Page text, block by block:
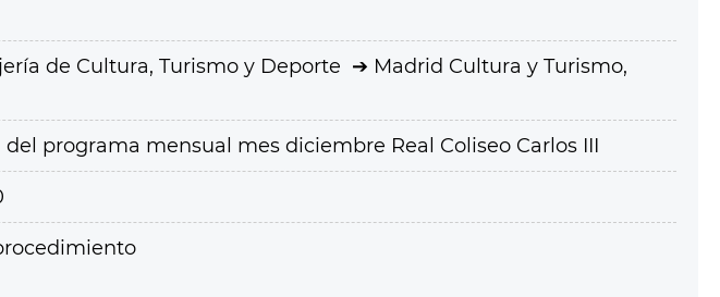
de Cultura, Turismo y Deporte
Madrid Cultura y Turismo,
del programa mensual mes diciembre Real Coliseo Carlos III